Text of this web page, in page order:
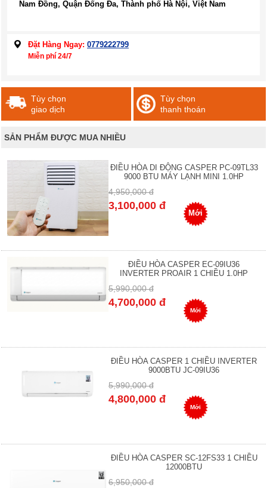
Nam Đồng, Quận Đống Đa, Thành phố Hà Nội, Việt Nam
Đặt Hàng Ngay: 0779222799
Miễn phí 24/7
Tùy chọn
giao dịch
Tùy chọn
thanh thoán
SẢN PHẨM ĐƯỢC MUA NHIỀU
ĐIỀU HÒA DI ĐỘNG CASPER PC-09TL33
9000 BTU MÁY LẠNH MINI 1.0HP
4,950,000 đ
3,100,000 đ
Mới
ĐIỀU HÒA CASPER EC-09IU36
INVERTER PROAIR 1 CHIỀU 1.0HP
5,990,000 đ
4,700,000 đ
Mới
ĐIỀU HÒA CASPER 1 CHIỀU INVERTER
9000BTU JC-09IU36
5,990,000 đ
4,800,000 đ
Mới
ĐIỀU HÒA CASPER SC-12FS33 1 CHIỀU
12000BTU
6,950,000 đ